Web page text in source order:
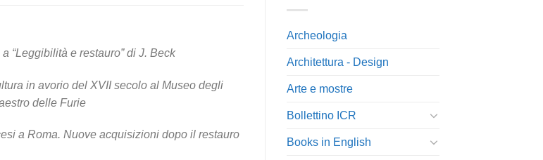
Archeologia
Architettura - Design
Arte e mostre
Bollettino ICR
Books in English
“Leggibilità e restauro” di J. Beck
in avorio del XVII secolo al Museo degli
delle Furie
a Roma. Nuove acquisizioni dopo il restauro